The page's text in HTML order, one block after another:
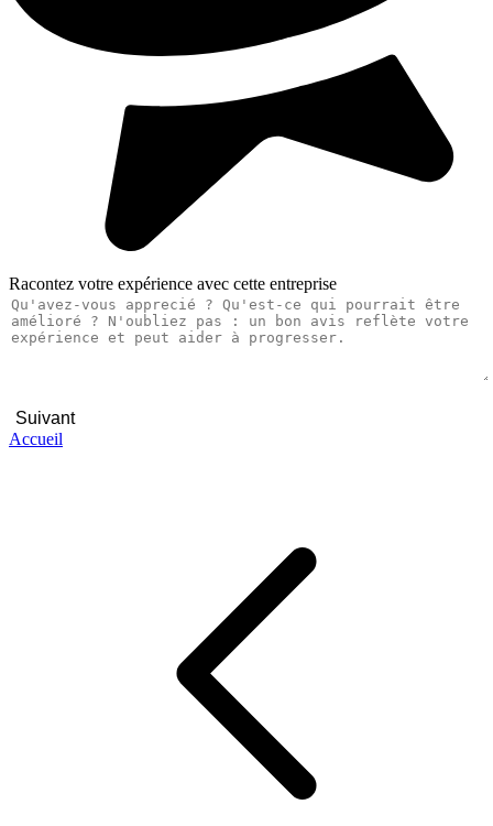
Racontez votre expérience avec cette entreprise
Suivant
Accueil